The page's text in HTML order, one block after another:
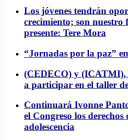
Los jóvenes tendrán
crecimiento; son nuestro
presente: Tere Mora
“Jornadas por la paz”
(CEDECO) y
a participar en el taller
Continuará Ivonne
el Congreso los derechos
adolescencia